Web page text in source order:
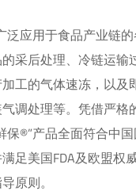
泛应用于食品产业链
采后处理、冷链运输
工的气体速冻，以及
调处理等。凭借严格
保®”产品全面符合中
足美国FDA及欧盟权
原则。